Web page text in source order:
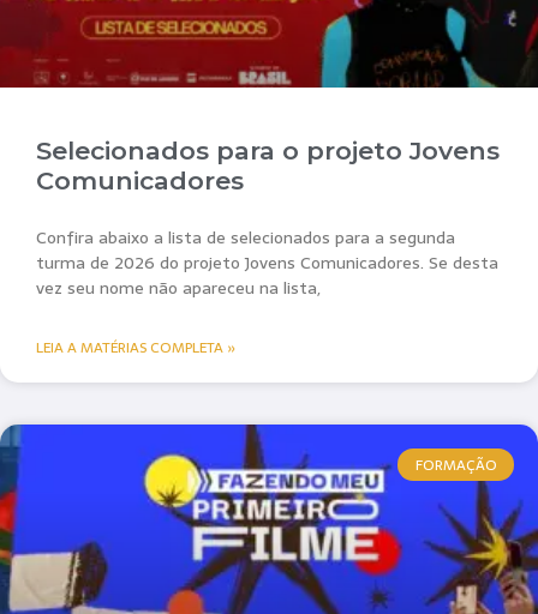
Selecionados para o projeto Jovens
Comunicadores
Confira abaixo a lista de selecionados para a segunda
turma de 2026 do projeto Jovens Comunicadores. Se desta
vez seu nome não apareceu na lista,
LEIA A MATÉRIAS COMPLETA »
FORMAÇÃO